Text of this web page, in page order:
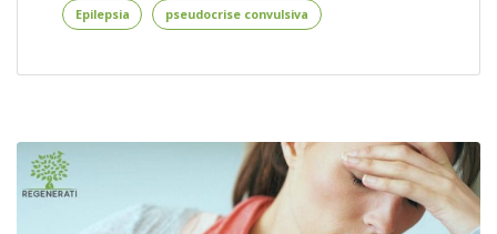
a
Pseudocrise
Epilepsia pseudocrise convulsiva